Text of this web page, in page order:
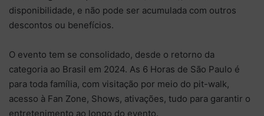
disponibilidade, e não pode ser acumulada com outros
descontos ou benefícios.
O evento tem se consolidado, desde o retorno da
categoria ao Brasil em 2024. As 6 Horas de São Paulo é
para toda família, com visitação por meio do pit-walk,
acesso à Fan Zone, Shows, ativações, tudo para garantir o
entretenimento ao longo do evento.